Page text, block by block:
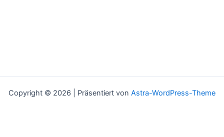
Copyright © 2026 | Präsentiert von Astra-WordPress-Theme